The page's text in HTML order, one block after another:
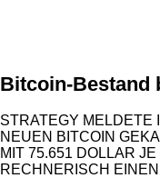
Bitcoin-Bestand
STRATEGY MELDETE
NEUEN BITCOIN
MIT 75.651 DOLLAR
RECHNERISCH